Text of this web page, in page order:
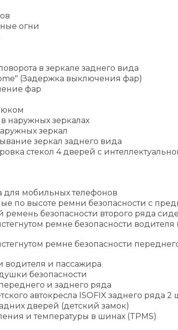
огни
в зеркале заднего вида
(Задержка выключения фар)
фар
наружных зеркалах
зеркал
зеркал заднего вида
стекол 4 дверей с
для мобильных телефонов
по высоте ремни безопасности с
ремень безопасности второго ряда
ремне безопасности водителя
ремне безопасности
водителя и пассажира
безопасности
и заднего ряда
автокресла ISOFIX заднего ряда 2
дверей (детский замок)
и температуры в шинах (TPMS)